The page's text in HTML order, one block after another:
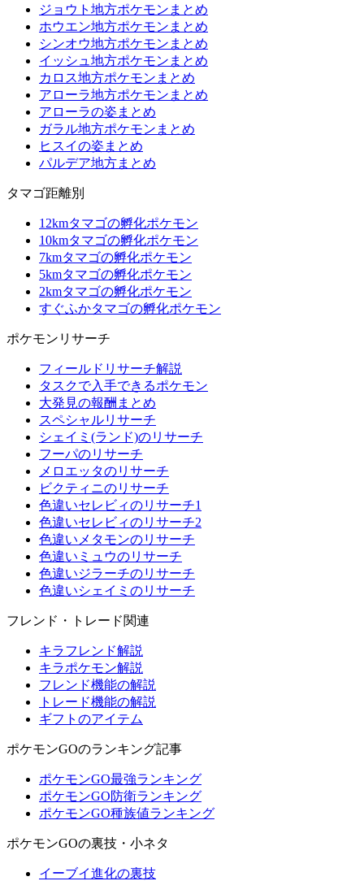
ジョウト地方ポケモンまとめ
ホウエン地方ポケモンまとめ
シンオウ地方ポケモンまとめ
イッシュ地方ポケモンまとめ
カロス地方ポケモンまとめ
アローラ地方ポケモンまとめ
アローラの姿まとめ
ガラル地方ポケモンまとめ
ヒスイの姿まとめ
パルデア地方まとめ
タマゴ距離別
12kmタマゴの孵化ポケモン
10kmタマゴの孵化ポケモン
7kmタマゴの孵化ポケモン
5kmタマゴの孵化ポケモン
2kmタマゴの孵化ポケモン
すぐふかタマゴの孵化ポケモン
ポケモンリサーチ
フィールドリサーチ解説
タスクで入手できるポケモン
大発見の報酬まとめ
スペシャルリサーチ
シェイミ(ランド)のリサーチ
フーパのリサーチ
メロエッタのリサーチ
ビクティニのリサーチ
色違いセレビィのリサーチ1
色違いセレビィのリサーチ2
色違いメタモンのリサーチ
色違いミュウのリサーチ
色違いジラーチのリサーチ
色違いシェイミのリサーチ
フレンド・トレード関連
キラフレンド解説
キラポケモン解説
フレンド機能の解説
トレード機能の解説
ギフトのアイテム
ポケモンGOのランキング記事
ポケモンGO最強ランキング
ポケモンGO防衛ランキング
ポケモンGO種族値ランキング
ポケモンGOの裏技・小ネタ
イーブイ進化の裏技